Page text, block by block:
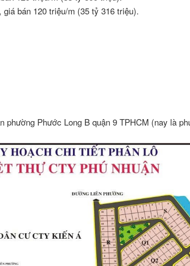
bán 120 triệu/m (35 tỷ 316 triệu).
phường Phước Long B quận 9 TPHCM (nay là